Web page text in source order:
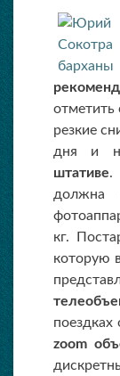
отметить
резкие
дня и
штативе.
должна
кг.
которую
поездках
zoom